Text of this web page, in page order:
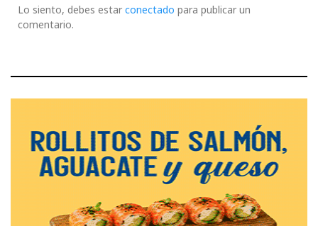
Lo siento, debes estar conectado para publicar un
comentario.